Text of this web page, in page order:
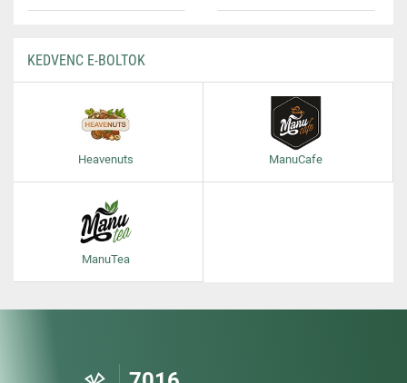
KEDVENC E-BOLTOK
Heavenuts ManuCafe
ManuTea